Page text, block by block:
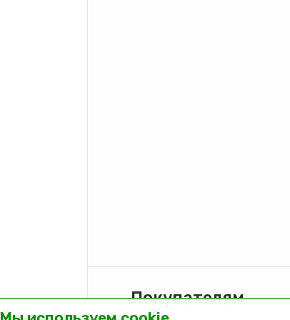
Покупателям